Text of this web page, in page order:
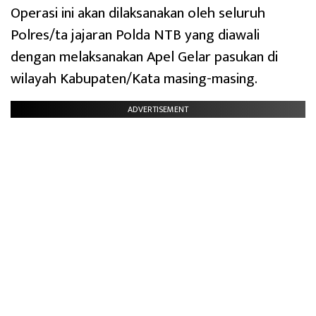
Operasi ini akan dilaksanakan oleh seluruh
Polres/ta jajaran Polda NTB yang diawali
dengan melaksanakan Apel Gelar pasukan di
wilayah Kabupaten/Kata masing-masing.
ADVERTISEMENT